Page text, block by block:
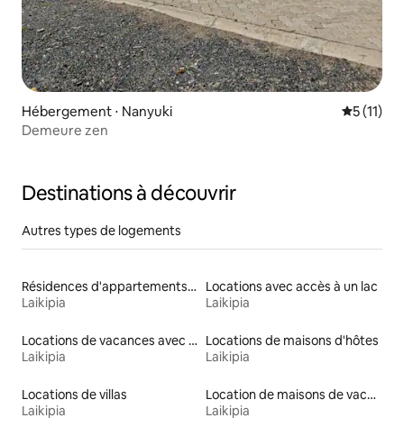
Hébergement ⋅ Nanyuki
5 (11)
Demeure zen
Destinations à découvrir
Autres types de logements
Résidences d'appartements en location
Laikipia
Locations avec accès à un lac
Laikipia
Locations de vacances avec piscine
Laikipia
Locations de maisons d'hôtes
Laikipia
Locations de villas
Laikipia
Location de maisons de vacances
Laikipia